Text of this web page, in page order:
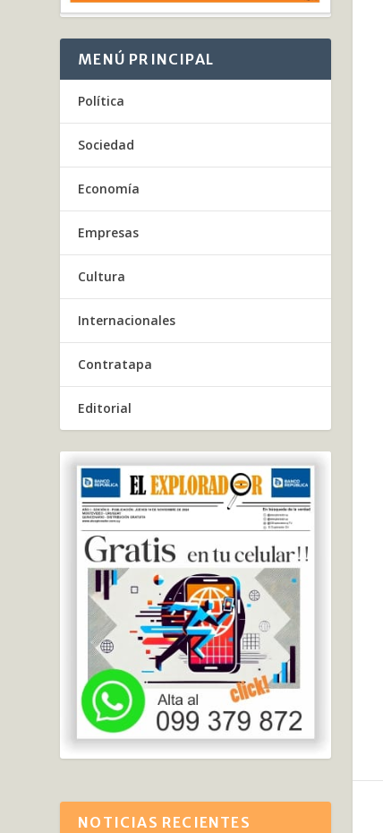
MENÚ PRINCIPAL
Política
Sociedad
Economía
Empresas
Cultura
Internacionales
Contratapa
Editorial
NOTICIAS RECIENTES